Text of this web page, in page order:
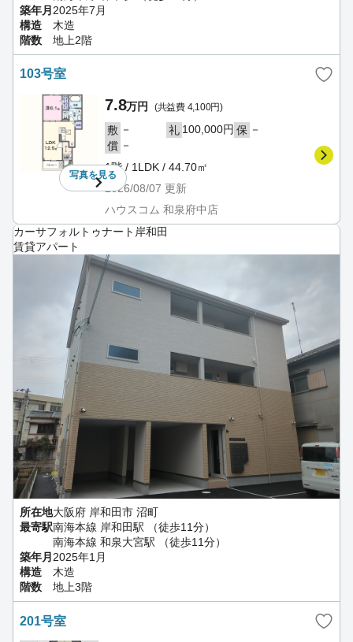
築年月 2025年7月
構造
木造
階数
地上2階
103号室
写真を見る
7.8万円 (共益費 4,100円)
敷 － 礼 100,000円 保 －
償 －
1階 / 1LDK / 44.70㎡
2026/08/07 更新
ハウスコム 和泉府中店
カーサフォルトゥナート岸和田
賃貸アパート
所在地大阪府 岸和田市 沼町
最寄駅南海本線 岸和田駅 （徒歩11分）
南海本線 和泉大宮駅 （徒歩11分）
築年月 2025年1月
構造
木造
階数
地上3階
201号室